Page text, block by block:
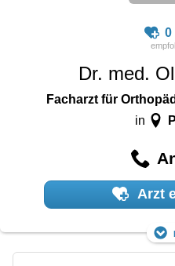
0
Dr. med.
Facharzt für
in
Arzt